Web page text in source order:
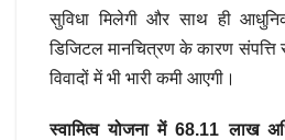
सुविधा मिलेगी और साथ ही
डिजिटल मानचित्रण के कारण
विवादों में भी भारी कमी आएगी।
स्वामित्व योजना में 68.11 लाख